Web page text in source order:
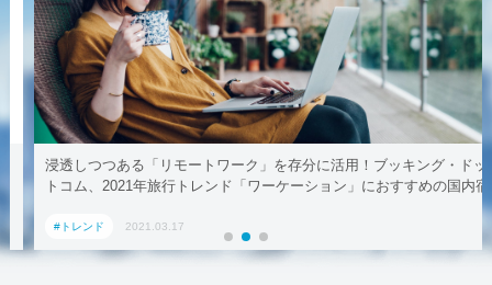
浸透しつつある「リモートワーク」を存分に活用！ブッキング・ドッ
トコム、2021年旅行トレンド「ワーケーション」におすすめの国内宿
#トレンド 2021.03.17